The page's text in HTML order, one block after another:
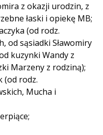
z okazji urodzin, z
łaski i opiekę MB;
(od rodz.
od sąsiadki Sławomiry
kuzynki Wandy z
Marzeny z rodziną);
(od rodz.
Mucha i